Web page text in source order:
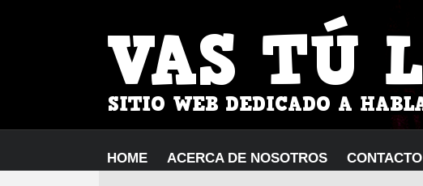
HOME ACERCA DE NOSOTROS CONTACTO